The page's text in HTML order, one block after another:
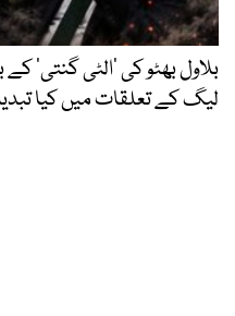
بلاول بھٹو کی ’الٹی گنتی‘ کے
لیگ کے تعلقات میں کیا